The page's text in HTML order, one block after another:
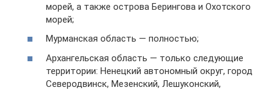
морей, а также острова Берингова и Охотского
морей;
Мурманская область — полностью;
Архангельская область — только следующие
территории: Ненецкий автономный округ, город
Северодвинск, Мезенский, Лешуконский,